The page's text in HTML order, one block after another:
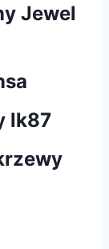
Jewel
lk87